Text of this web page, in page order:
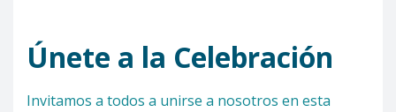
Únete a la Celebración
Invitamos a todos a unirse a nosotros en esta